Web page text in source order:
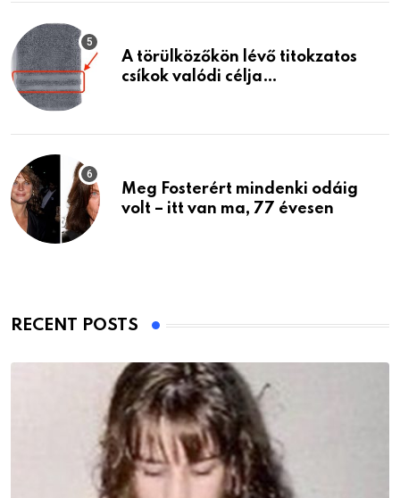
A törülközőkön lévő titokzatos
csíkok valódi célja…
Meg Fosterért mindenki odáig
volt – itt van ma, 77 évesen
RECENT POSTS